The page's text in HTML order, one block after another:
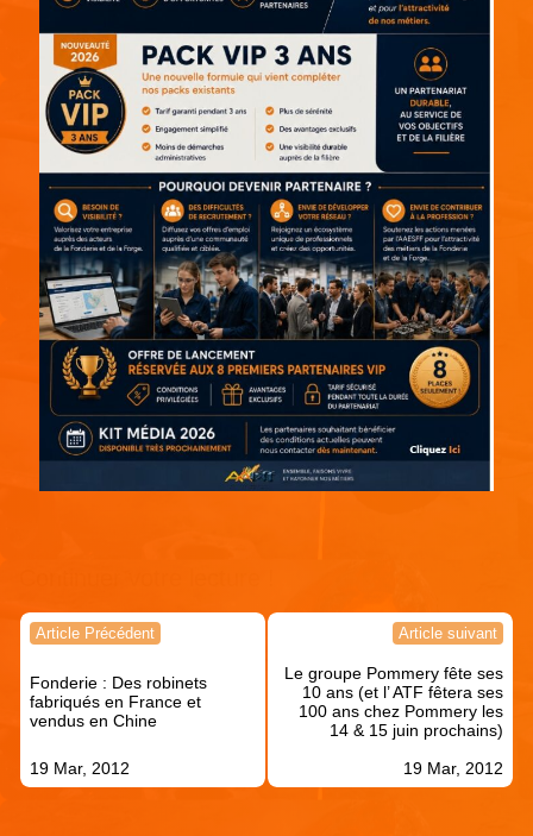
Navigation
l’article
Article Précédent
Fonderie : Des robinets
fabriqués en France et
vendus en Chine
19 Mar, 2012
Article suivant
Le groupe Pommery fête ses
10 ans (et l’ ATF fêtera ses
100 ans chez Pommery les
14 & 15 juin prochains)
19 Mar, 2012